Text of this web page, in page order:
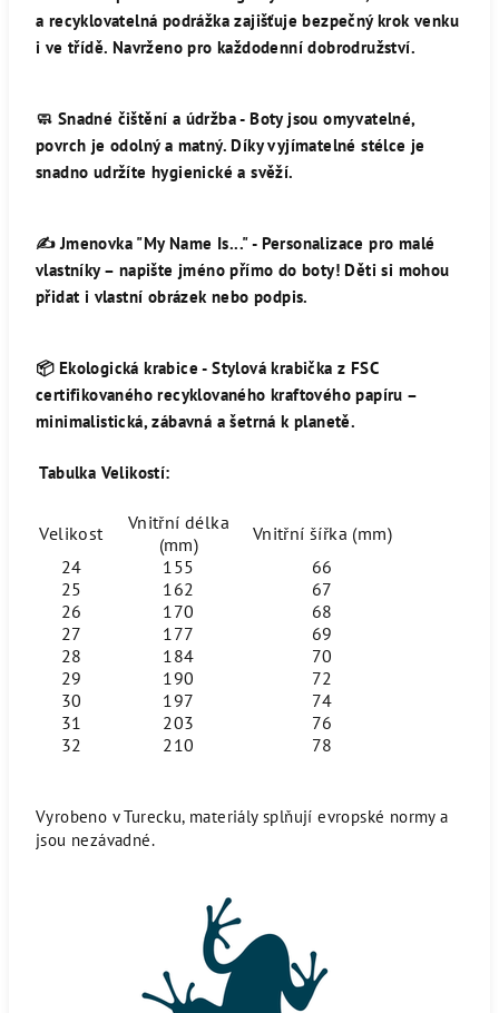
a recyklovatelná podrážka zajišťuje bezpečný krok venku
i ve třídě. Navrženo pro každodenní dobrodružství.
🧼 Snadné čištění a údržba - Boty jsou omyvatelné,
povrch je odolný a matný. Díky vyjímatelné stélce je
snadno udržíte hygienické a svěží.
✍️ Jmenovka "My Name Is..." - Personalizace pro malé
vlastníky – napište jméno přímo do boty! Děti si mohou
přidat i vlastní obrázek nebo podpis.
📦 Ekologická krabice -Stylová krabička z FSC
certifikovaného recyklovaného kraftového papíru –
minimalistická, zábavná a šetrná k planetě.
Tabulka Velikostí:
Velikost
Vnitřní délka
(mm)
Vnitřní šířka (mm)
24
155
66
25
162
67
26
170
68
27
177
69
28
184
70
29
190
72
30
197
74
31
203
76
32
210 78
Vyrobeno v Turecku, materiály splňují evropské normy a
jsou nezávadné.